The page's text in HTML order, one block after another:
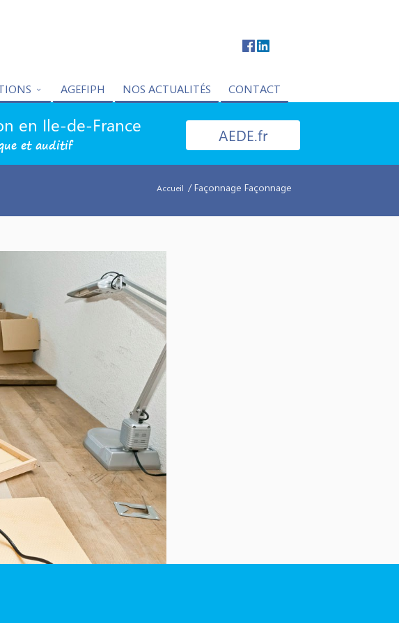
AGEFIPH NOS ACTUALITÉS CONTACT
en Ile-de-France
et auditif AEDE.fr
Accueil / Façonnage Façonnage